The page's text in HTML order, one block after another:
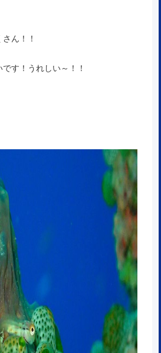
ん！！
す！うれしい～！！